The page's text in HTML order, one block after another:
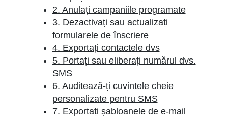
2. Anulați campaniile programate
3. Dezactivați sau actualizați
formularele de înscriere
4. Exportați contactele dvs
5. Portați sau eliberați numărul dvs.
SMS
6. Auditează-ți cuvintele cheie
personalizate pentru SMS
7. Exportați șabloanele de e-mail